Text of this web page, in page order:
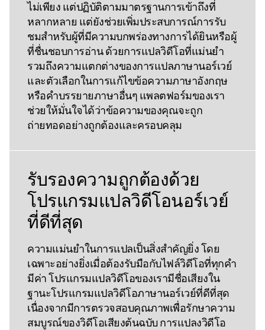
ไม่เพียง แต่ปฏิบัติตามมาตรฐานการเข้าถึงที่
หลากหลาย แต่ยังช่วยเพิ่มประสบการณ์การรับ
ชมสําหรับผู้ที่มีความบกพร่องทางการได้ยินหรือผู้
ที่ชื่นชอบการอ่าน ด้วยการแปลวิดีโอที่แม่นยํา
รวมถึงความแตกต่างของการแปลภาษานอร์เวย์
และตัวเลือกในการแก้ไขข้อความภาษาอังกฤษ
หรือคําบรรยายภาษาอื่นๆ แพลตฟอร์มของเรา
ช่วยให้มั่นใจได้ว่าข้อความของคุณจะถูก
ถ่ายทอดอย่างถูกต้องและครอบคลุม
รับรองความถูกต้องด้วย
โปรแกรมแปลวิดีโอนอร์เวย์
ที่ดีที่สุด
ความแม่นยําในการแปลเป็นสิ่งสําคัญยิ่ง โดย
เฉพาะอย่างยิ่งเมื่อต้องรับมือกับไฟล์วิดีโอที่ทุกคํา
มีค่า โปรแกรมแปลวิดีโอของเรามีชื่อเสียงใน
ฐานะโปรแกรมแปลวิดีโอภาษานอร์เวย์ที่ดีที่สุด
เนื่องจากมีการตรวจสอบคุณภาพเพื่อรักษาความ
สมบูรณ์ของวิดีโอเสียงต้นฉบับ การแปลงวิดีโอ